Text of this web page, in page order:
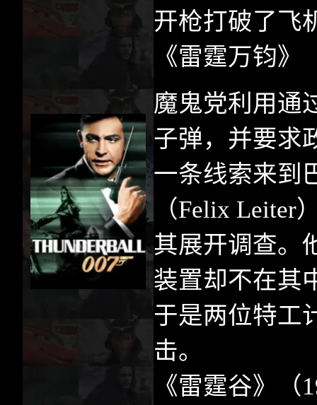
开枪打破了飞
《雷霆万钧》
魔鬼党利用通
子弹，并要求
一条线索来到
（Felix Leiter
其展开调查。
装置却不在其
于是两位特工
击。
《雷霆谷》（